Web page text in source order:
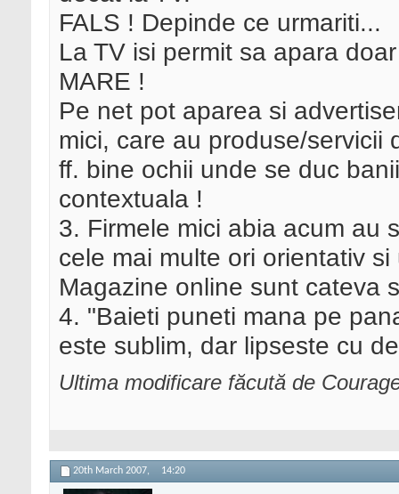
FALS ! Depinde ce urmariti...
La TV isi permit sa apara
MARE !
Pe net pot aparea si
mici, care au produse/servicii
ff. bine ochii unde se duc
contextuala !
3. Firmele mici abia acum au
cele mai multe ori orientativ
Magazine online sunt cateva
4. "Baieti puneti mana pe
este sublim, dar lipseste cu
Ultima modificare făcută de
20th March 2007, 14:20